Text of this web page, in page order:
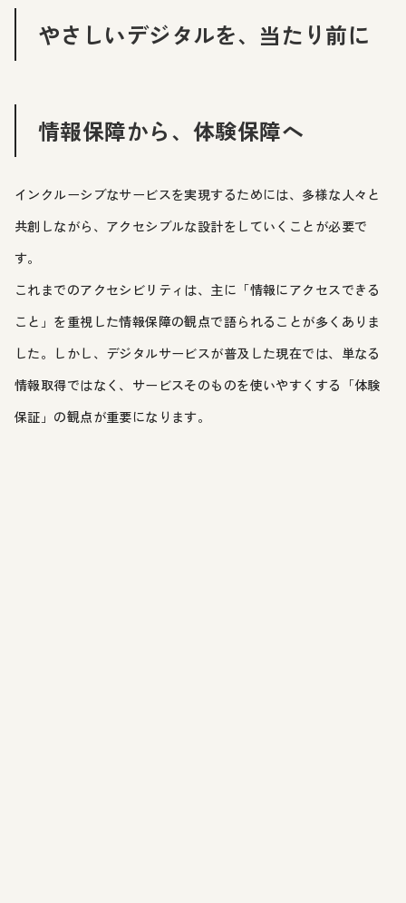
やさしいデジタルを、当たり前に
情報保障から、体験保障へ
インクルーシブなサービスを実現するためには、多様な人々と
共創しながら、アクセシブルな設計をしていくことが必要で
す。
これまでのアクセシビリティは、主に「情報にアクセスできる
こと」を重視した情報保障の観点で語られることが多くありま
した。しかし、デジタルサービスが普及した現在では、単なる
情報取得ではなく、サービスそのものを使いやすくする「体験
保証」の観点が重要になります。